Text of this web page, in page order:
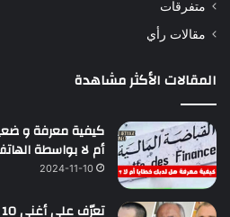
متفرقات
مقالات رأي
المقالات الأكثر مشاهدة
كيفية معرفة و
أم لا بواسطة
2024-11-10